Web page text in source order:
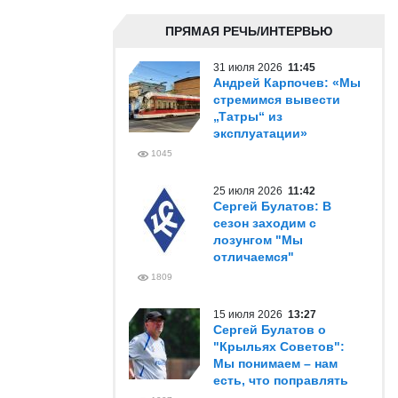
ПРЯМАЯ РЕЧЬ/ИНТЕРВЬЮ
31 июля 2026 11:45
Андрей Карпочев: «Мы
стремимся вывести
„Татры“ из
эксплуатации»
1045
25 июля 2026 11:42
Сергей Булатов: В
сезон заходим с
лозунгом "Мы
отличаемся"
1809
15 июля 2026 13:27
Сергей Булатов о
"Крыльях Советов":
Мы понимаем – нам
есть, что поправлять